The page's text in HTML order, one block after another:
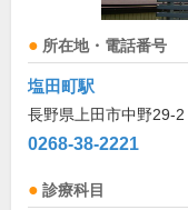
所在地・電話番号
塩田町駅
長野県上田市中野29-2
0268-38-2221
診療科目